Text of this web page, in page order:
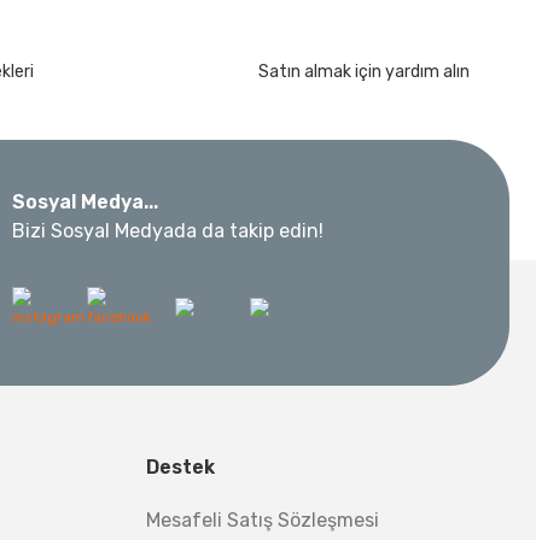
3/8” 24 Parça
50Mt
Satın almak için yardım alın
Sosyal Medya...
Bizi Sosyal Medyada da takip edin!
Destek
Mesafeli Satış Sözleşmesi